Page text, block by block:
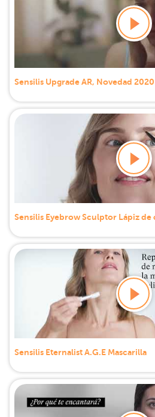
Sensilis Upgrade AR, Novedad 2020
Sensilis Eyebrow Sculptor Lápiz de
Sensilis Eternalist A.G.E Mascarilla